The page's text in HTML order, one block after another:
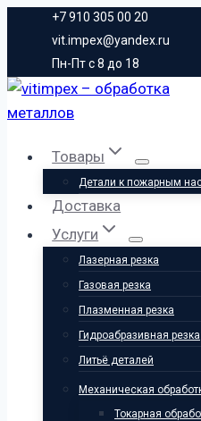
Перейти
содержанию
+7 910 305 00 20
vit.impex@yandex.ru
Пн-Пт с 8 до 18
Товары
Детали к пожарным
Доставка
Услуги
Лазерная резка
Газовая резка
Плазменная резка
Гидроабразивная резка
Литьё деталей
Механическая
Токарная